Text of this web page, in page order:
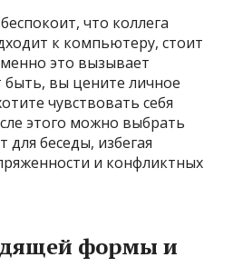
что коллега
к компьютеру, стоит
это вызывает
вы цените личное
чувствовать себя
этого можно выбрать
беседы, избегая
и конфликтных
формы и